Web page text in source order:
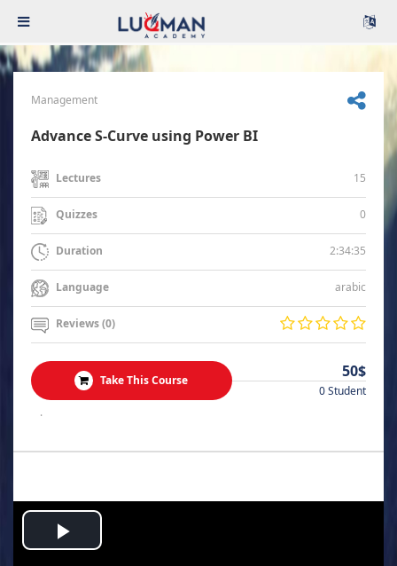
Management
Advance S-Curve using Power BI
Lectures 15
Quizzes 0
Duration 2:34:35
Language arabic
Reviews (0)
Take This Course 50$
0 Student
.
Play